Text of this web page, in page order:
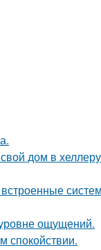
дом в
ощущений.
спокойствии.